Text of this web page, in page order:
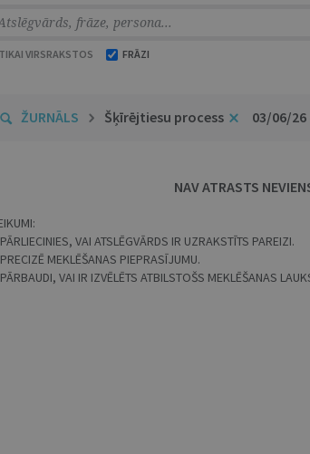
TIKAI VIRSRAKSTOS FRĀZI
ŽURNĀLS Šķīrējtiesu process 03/06/
NAV ATRASTS
PĀRLIECINIES, VAI ATSLĒGVĀRDS IR UZRAKSTĪTS PAREIZI.
PRECIZĒ MEKLĒŠANAS PIEPRASĪJUMU.
PĀRBAUDI, VAI IR IZVĒLĒTS ATBILSTOŠS MEKLĒŠANAS